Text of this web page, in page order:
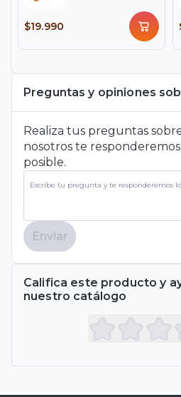
$19.990
Preguntas y opiniones
Realiza tus preguntas
nosotros te
posible.
Enviar
Califica este producto y
nuestro catálogo